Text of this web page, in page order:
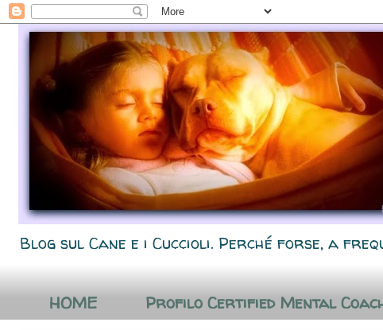
Blog sul Cane e i Cuccioli. Perché forse, a
HOME Profilo Certified Mental